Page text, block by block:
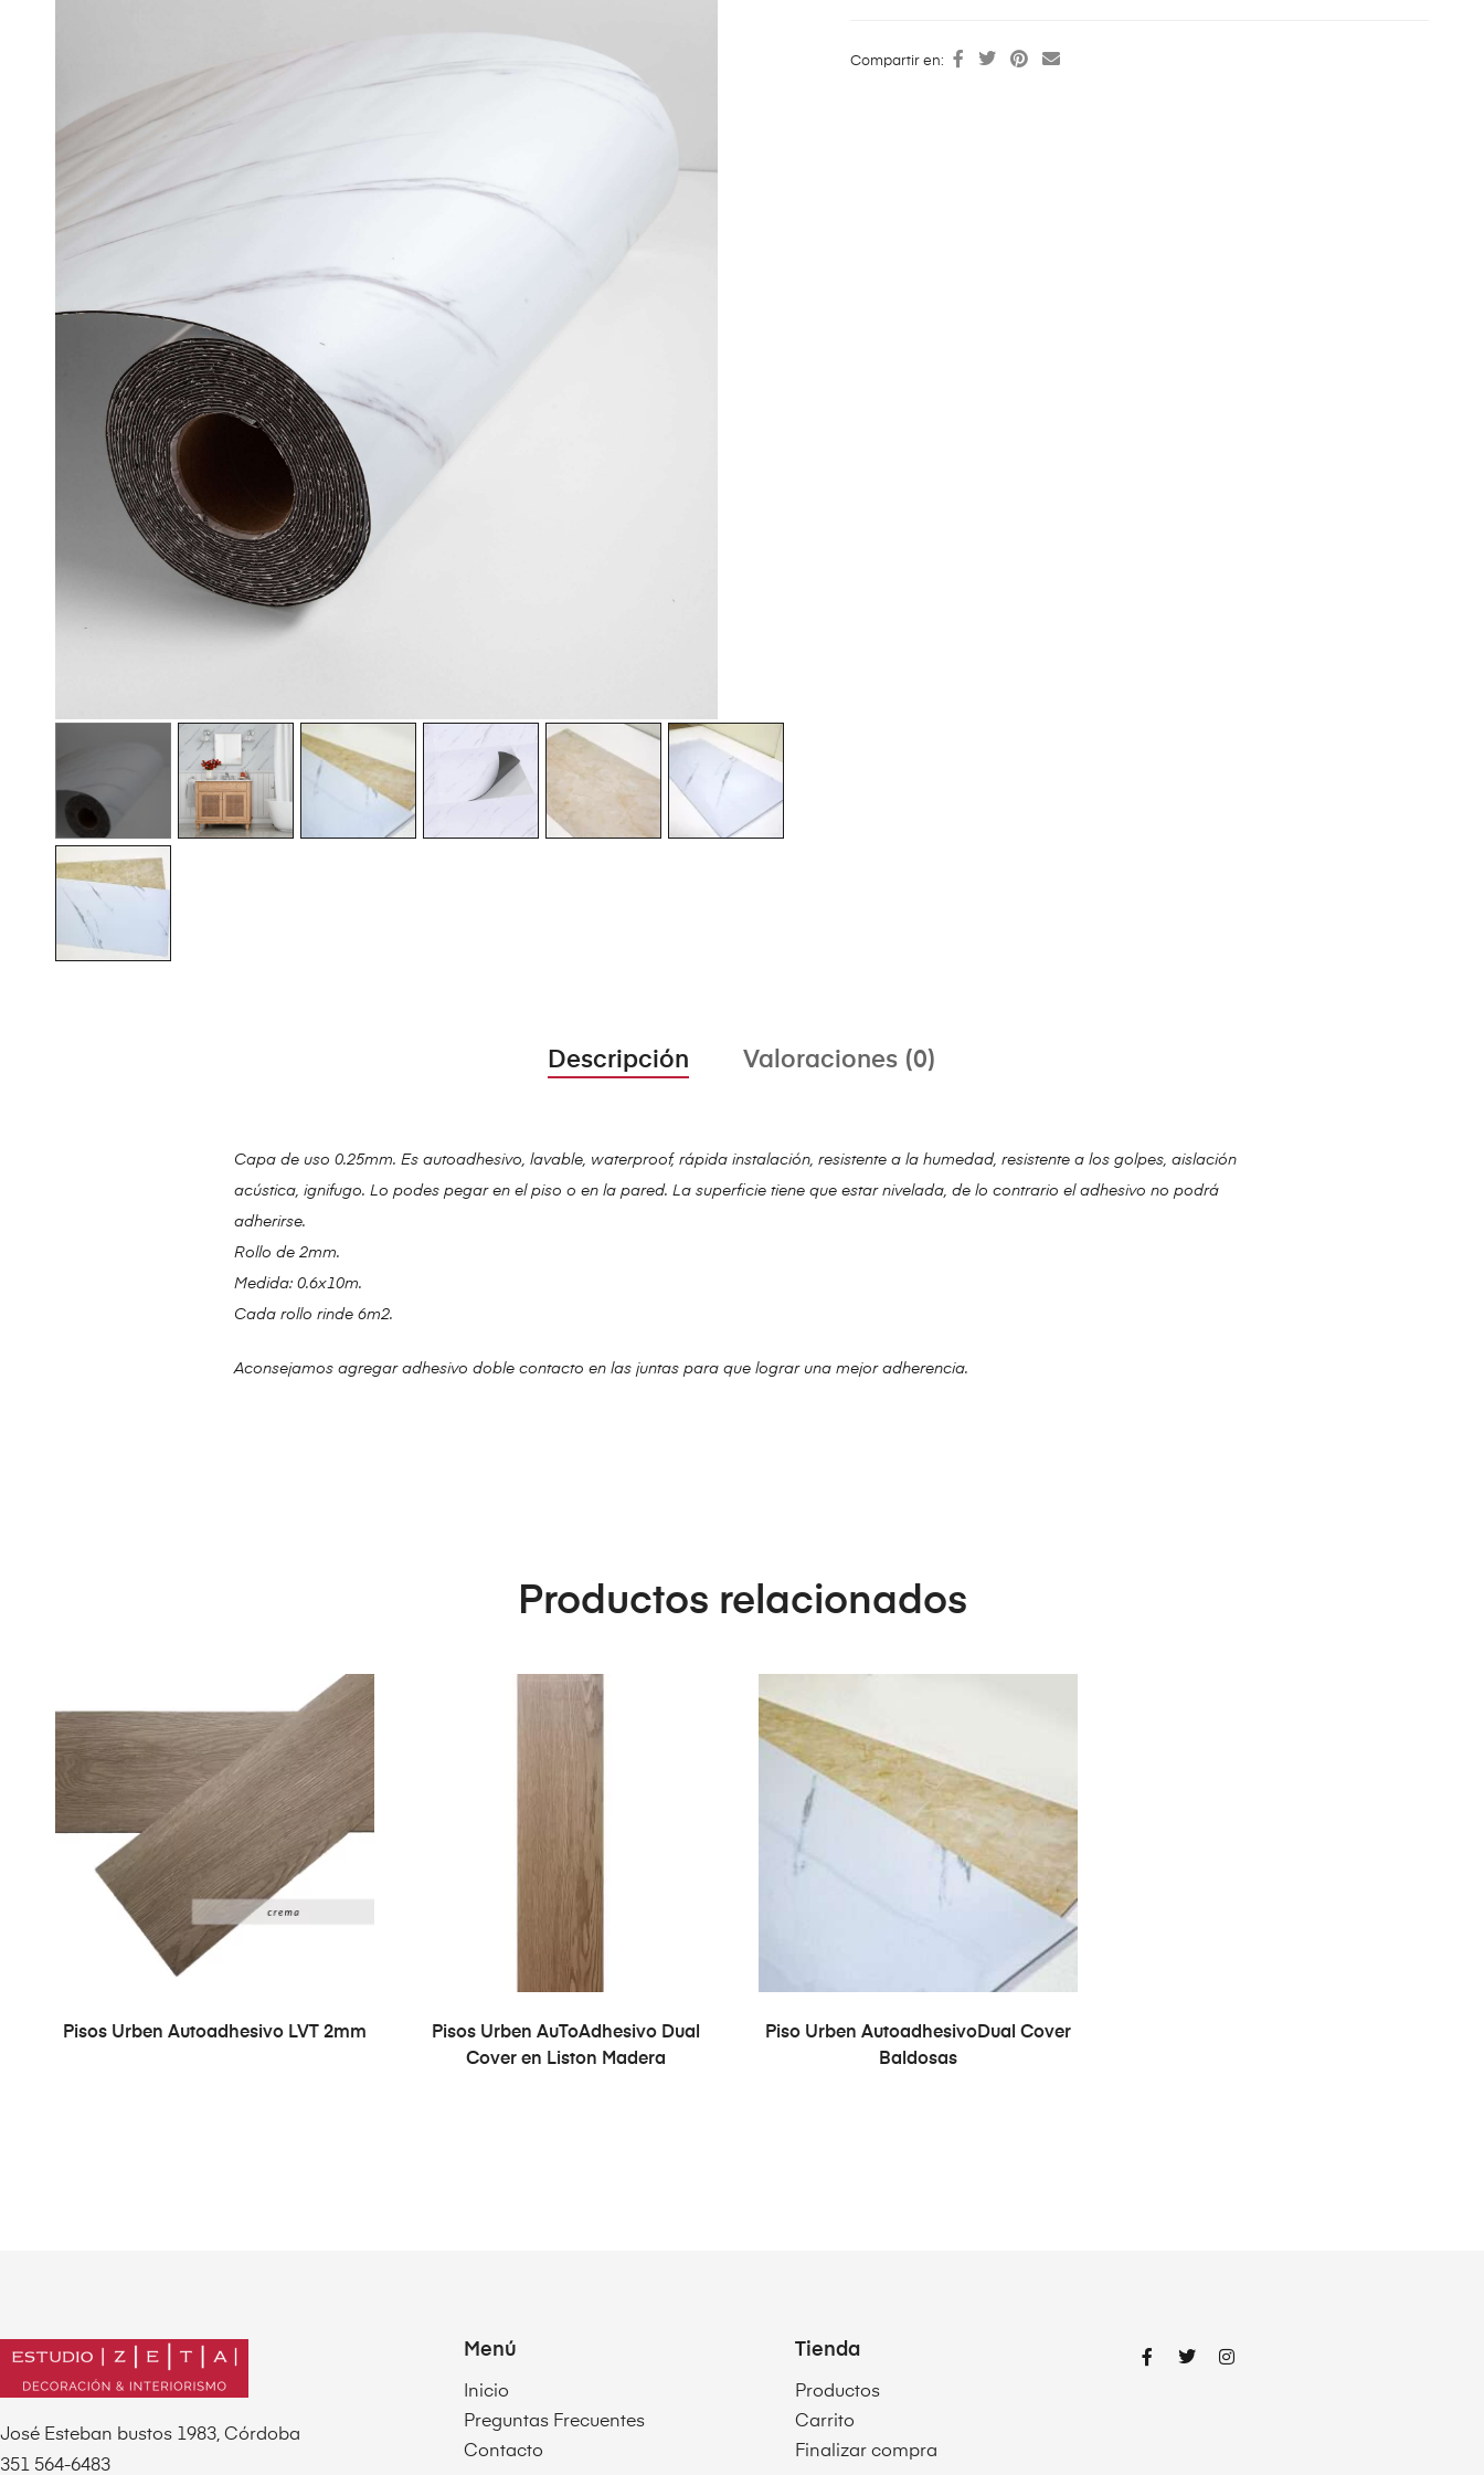
Compartir en:
Descripción Valoraciones (0)
Capa de uso 0.25mm. Es autoadhesivo, lavable, waterproof, rápida instalación, resistente a la humedad, resistente a los golpes, aislación
acústica, ignifugo. Lo podes pegar en el piso o en la pared. La superficie tiene que estar nivelada, de lo contrario el adhesivo no podrá
adherirse.
Rollo de 2mm.
Medida: 0.6x10m.
Cada rollo rinde 6m2.
Aconsejamos agregar adhesivo doble contacto en las juntas para que lograr una mejor adherencia.
Productos relacionados
LEER MÁS
Pisos Urben Autoadhesivo LVT 2mm LEER MÁS
Pisos Urben AuToAdhesivo Dual
Cover en Liston Madera
LEER MÁS
Piso Urben AutoadhesivoDual Cover
Baldosas
José Esteban bustos 1983, Córdoba
351 564-6483
Menú
Inicio
Preguntas Frecuentes
Contacto
Tienda
Productos
Carrito
Finalizar compra